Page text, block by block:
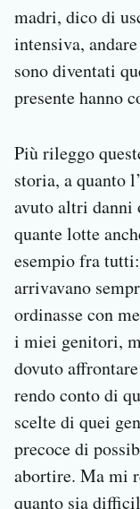
madri, dico di
intensiva,
sono diventati
presente hanno
Più rileggo
storia, a quanto
avuto altri danni
quante lotte
esempio fra
arrivavano
ordinasse con
i miei genitori,
dovuto
rendo conto di
scelte di quei
precoce di
abortire. Ma mi
quanto sia